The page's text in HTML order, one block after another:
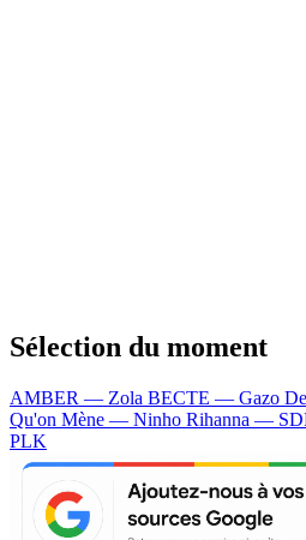
Sélection du moment
AMBER — Zola BECTE — Gazo
Qu'on Mène — Ninho Rihanna —
PLK